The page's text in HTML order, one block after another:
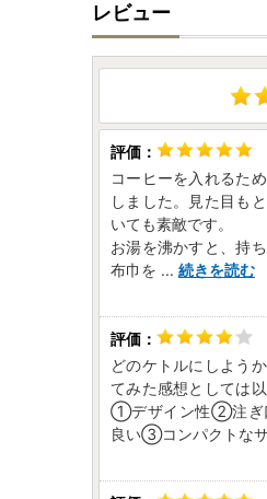
レビュー
コーヒーを入れるた
しました。見た目も
いても素敵です。
お湯を沸かすと、持
布巾を ... 続きを読む
どのケトルにしよう
てみた感想としては
①デザイン性②注ぎ
良い③コンパクトな